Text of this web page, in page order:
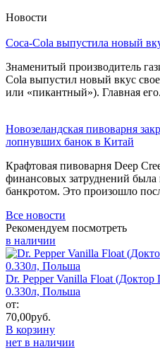
Новости
Coca-Cola выпустила новый
Знаменитый производитель
Cola выпустил новый вкус
или «пикантный»). Главная
Новозеландская пивоварня
лопнувших банок в Китай
Крафтовая пивоварня Deep
финансовых затруднений была
банкротом. Это произошло
Все новости
Рекомендуем посмотреть
в наличии
Dr. Pepper Vanilla Float
0.330л, Польша
от:
70,00руб.
В корзину
нет в наличии